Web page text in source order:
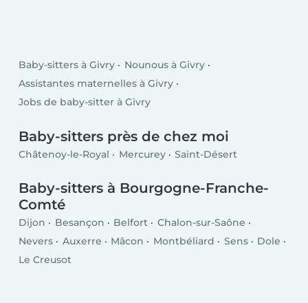
Baby-sitters à Givry
Nounous à Givry
Assistantes maternelles à Givry
Jobs de baby-sitter à Givry
Baby-sitters près de chez moi
Châtenoy-le-Royal Mercurey Saint-Désert
Baby-sitters à Bourgogne-Franche-
Comté
Dijon Besançon Belfort
Chalon-sur-Saône
Nevers
Auxerre Mâcon Montbéliard Sens
Dole
Le Creusot